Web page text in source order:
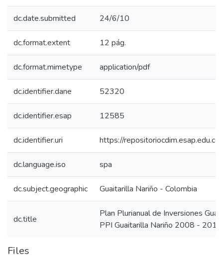
dc.date.submitted 24/6/10
dc.format.extent 12 pág.
dc.format.mimetype application/pdf
dc.identifier.dane 52320
dc.identifier.esap 12585
dc.identifier.uri https://
dc.language.iso spa
dc.subject.geographic Guaitarilla Nariño - Colombia
dc.title
Plan Plurianual de Inversiones
PPI Guaitarilla Nariño 2008 - 2011
Files